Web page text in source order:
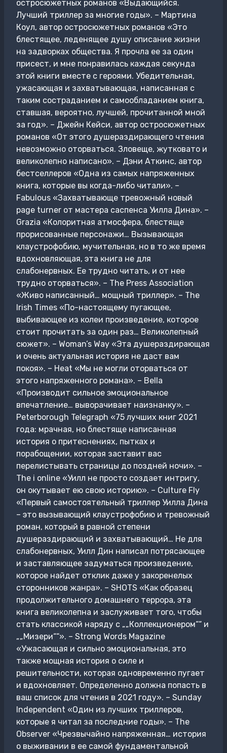
остросюжетных романов «Выдающийся.
Лучший триллер за многие годы». – Мартина
Коул, автор остросюжетных романов «Это
блестящее, леденящее душу описание жизни
на задворках общества. Я прочла ее за один
присест, и мне понравилась каждая секунда
этой книги вместе с героями. Убедительная,
ужасающая и захватывающая, написанная с
таким состраданием и самообладанием книга,
ставшая, вероятно, лучшей, прочитанной мной
за год». – Джейн Кейси, автор остросюжетных
романов «От этого душераздирающего чтения
невозможно оторваться. Зловеще, жутковато и
великолепно написано». – Дэни Аткинс, автор
бестселлеров «Одна из самых напряженных
книга, которые вы когда-либо читали». –
Fabulous «Захватывающе тревожный новый
page turner от мастера саспенса Уилла Дина». –
Grazia «Колоритная атмосфера, блестяще
прорисованные персонажи… Вызывающая
клаустрофобию, мучительная, но в то же время
вдохновляющая, эта книга не для
слабонервных. Ее трудно читать, и от нее
трудно оторваться». – The Press Association
«Живо написанный… мощный триллер». – The
Irish Times «По-настоящему пугающее,
выбивающее из колеи произведение, которое
стоит прочитать за один раз… Великолепный
сюжет». – Woman’s Way «Эта душераздирающая
и очень актуальная история не даст вам
покоя». – Heat «Мы не могли оторваться от
этого напряженного романа». – Bella
«Производит сильное эмоциональное
впечатление… выворачивает наизнанку». –
Peterborough Telegraph «75 лучших книг 2021
года: мрачная, но блестяще написанная
история о притеснениях, пытках и
порабощении, которая заставит вас
перелистывать страницы до поздней ночи». –
The i online «Уилл не просто создает интригу,
он окутывает ею свою историю». – Culture Fly
«Первый самостоятельный триллер Уилла Дина
– это вызывающий клаустрофобию и тревожный
роман, который в равной степени
душераздирающий и захватывающий… Не для
слабонервных, Уилл Дин написал потрясающее
и заставляющее задуматься произведение,
которое найдет отклик даже у закоренелых
сторонников жанра». – SHOTS «Как образец
продолжительного домашнего террора, эта
книга великолепна и заслуживает того, чтобы
стать классикой наряду с „„Коллекционером““ и
„„Мизери““». – Strong Words Magazine
«Ужасающая и сильно эмоциональная, это
также мощная история о силе и
решительности, которая одновременно пугает
и вдохновляет. Определенно должна попасть в
ваш список для чтения в 2021 году». – Sunday
Independent «Один из лучших триллеров,
которые я читал за последние годы». – The
Observer «Чрезвычайно напряженная… история
о выживании в ее самой фундаментальной